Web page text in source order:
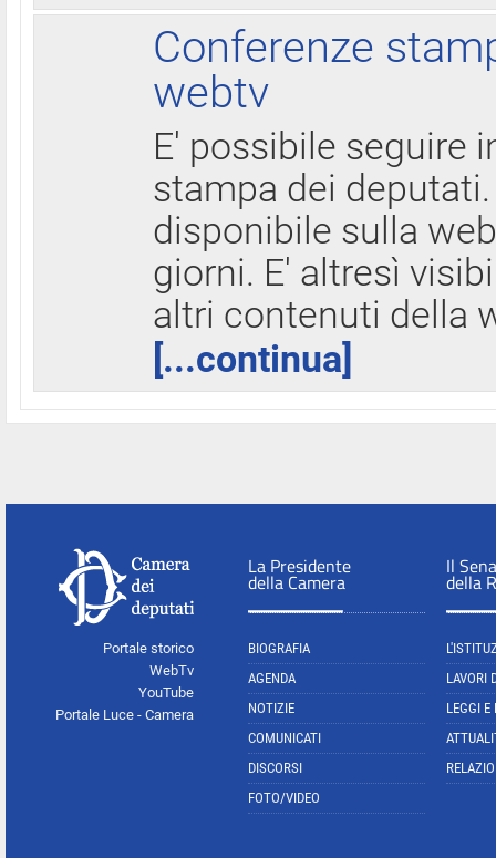
Conferenze
webtv
E' possibile seguire
stampa dei
disponibile sulla
giorni. E' altresì
altri contenuti della
[...continua]
Portale storico
WebTv
YouTube
Portale Luce - Camera
La Presidente
della Camera
BIOGRAFIA
AGENDA
NOTIZIE
COMUNICATI
DISCORSI
FOTO/VIDEO
Il
della
LAVORI
LEGGI E